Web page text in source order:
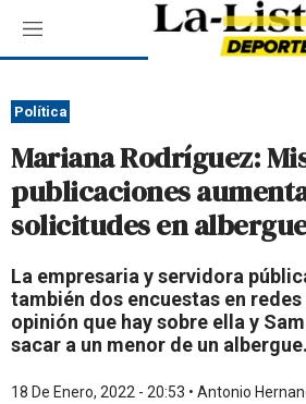
M
e
ú
Política
Mariana Rodríguez:
publicaciones
solicitudes en
La empresaria y servidora
también dos encuestas en
opinión que hay sobre ella y
sacar a un menor de un albergue.
18 De Enero, 2022 - 20:53 • Antonio